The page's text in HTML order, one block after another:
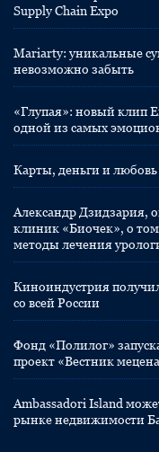
Supply Chain Expo
Mariarty: уникальные
невозможно забыть
«Глупая»: новый клип
одной из самых
Карты, деньги и
Александр Дзидзария,
клиник «Биочек», о
методы лечения
Киноиндустрия
со всей России
Фонд «Полилог»
проект «Вестник
Ambassadori Island
рынке недвижимости